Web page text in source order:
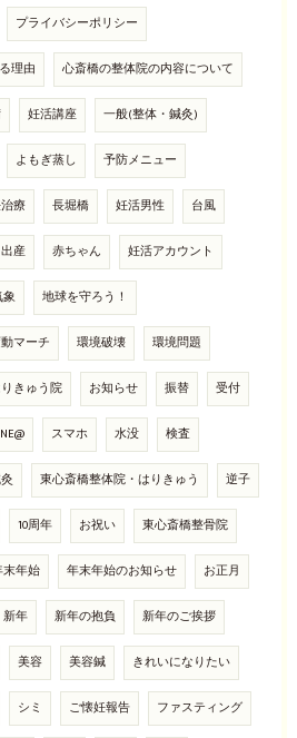
プライバシーポリシー
理由 心斎橋の整体院の内容について
妊活講座 一般(整体・鍼灸)
よもぎ蒸し 予防メニュー
療 長堀橋 妊活男性 台風
出産 赤ちゃん 妊活アカウント
象 地球を守ろう！
マーチ 環境破壊 環境問題
きゅう院 お知らせ 振替 受付
スマホ 水没 検査
東心斎橋整体院・はりきゅう 逆子
10周年 お祝い 東心斎橋整骨院
末年始 年末年始のお知らせ お正月
新年 新年の抱負 新年のご挨拶
美容 美容鍼 きれいになりたい
シミ ご懐妊報告 ファスティング